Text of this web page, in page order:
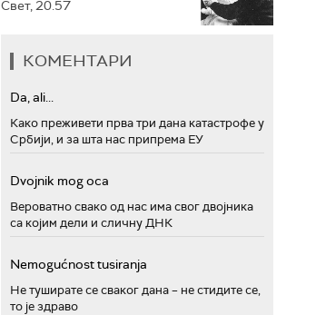
Свет, 20.57
КОМЕНТАРИ
Da, ali...
Како преживети прва три дана катастрофе у
Србији, и за шта нас припрема ЕУ
Dvojnik mog oca
Вероватно свако од нас има свог двојника
са којим дели и сличну ДНК
Nemogućnost tusiranja
Не туширате се сваког дана – не стидите се,
то је здраво